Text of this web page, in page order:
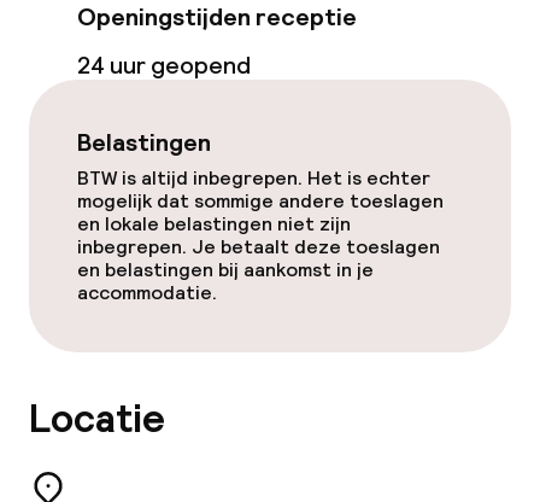
Roomservice
Schoonmaakvoorzieningen
Wasservice
Openingstijden receptie
24 uur geopend
Belastingen
BTW is altijd inbegrepen. Het is echter
mogelijk dat sommige andere toeslagen
en lokale belastingen niet zijn
inbegrepen. Je betaalt deze toeslagen
en belastingen bij aankomst in je
accommodatie.
Locatie